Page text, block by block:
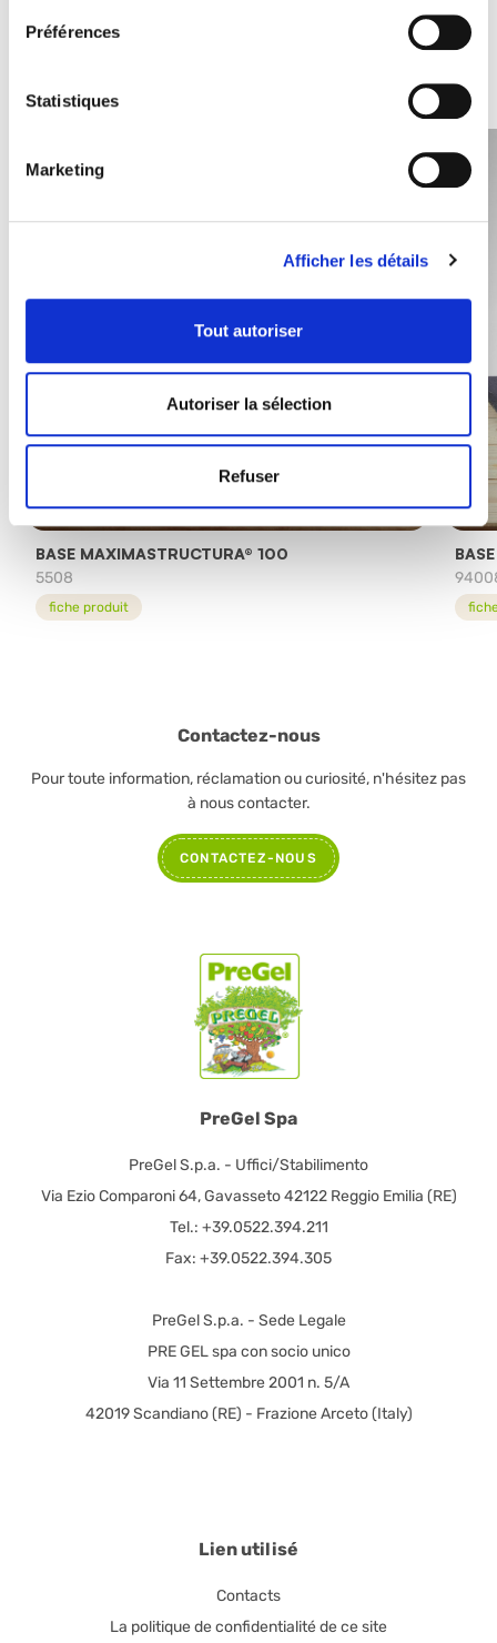
Préférences
Statistiques
Marketing
Afficher les détails
Tout autoriser
Autoriser la sélection
Refuser
Autres produits susceptibles de
BASE MAXIMASTRUCTURA® 100
5508
fiche produit
PreGel Spa
PreGel S.p.a. - Uffici/Stabilimento
Via Ezio Comparoni 64, Gavasseto 42122 Reggio Emilia (RE)
Tel.: +39.0522.394.211
Fax: +39.0522.394.305
PreGel S.p.a. - Sede Legale
PRE GEL spa con socio unico
Via 11 Settembre 2001 n. 5/A
42019 Scandiano (RE) - Frazione Arceto (Italy)
Lien utilisé
Contacts
La politique de confidentialité de ce site
Contactez-nous
Pour toute information, réclamation ou curiosité, n'hésitez pas
à nous contacter.
CONTACTEZ-NOUS